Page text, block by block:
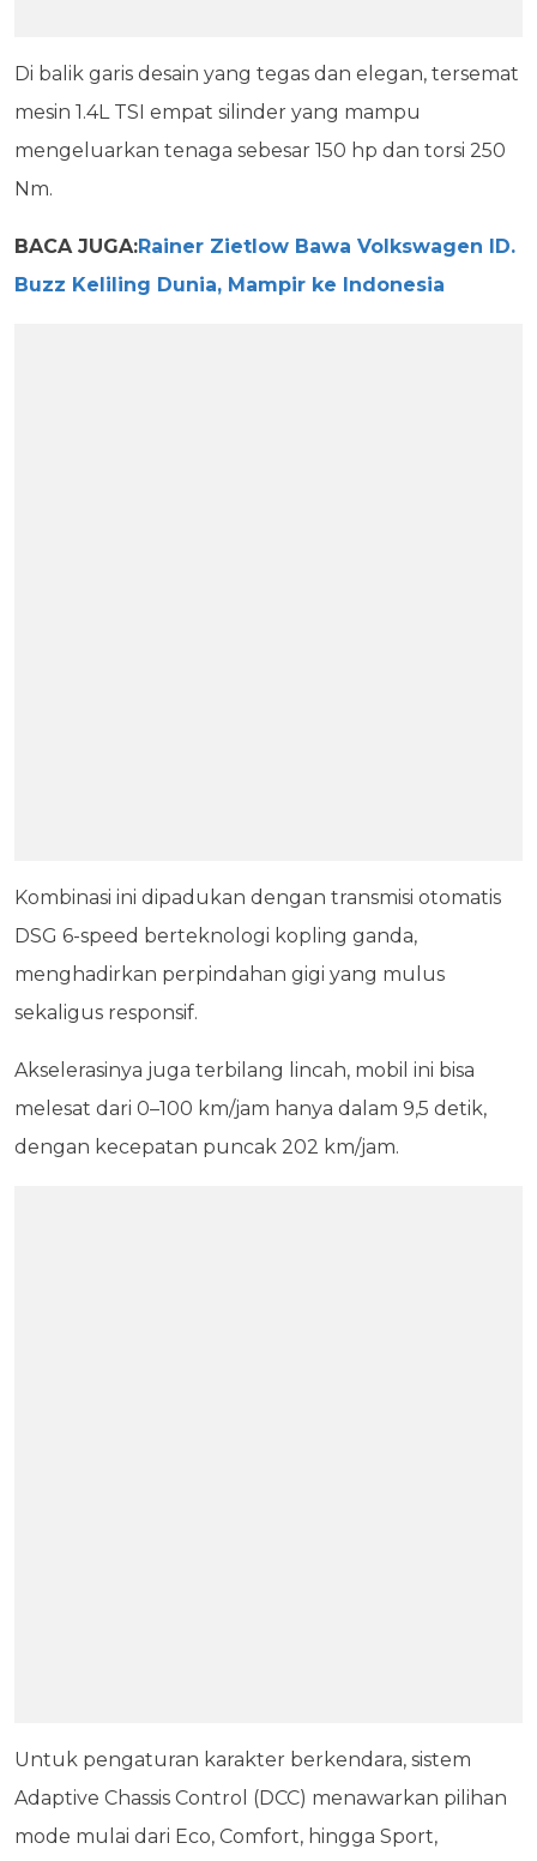
Di balik garis desain yang tegas dan elegan, tersemat
mesin 1.4L TSI empat silinder yang mampu
mengeluarkan tenaga sebesar 150 hp dan torsi 250
Nm.
BACA JUGA:Rainer Zietlow Bawa Volkswagen ID.
Buzz Keliling Dunia, Mampir ke Indonesia
Kombinasi ini dipadukan dengan transmisi otomatis
DSG 6-speed berteknologi kopling ganda,
menghadirkan perpindahan gigi yang mulus
sekaligus responsif.
Akselerasinya juga terbilang lincah, mobil ini bisa
melesat dari 0–100 km/jam hanya dalam 9,5 detik,
dengan kecepatan puncak 202 km/jam.
Untuk pengaturan karakter berkendara, sistem
Adaptive Chassis Control (DCC) menawarkan pilihan
mode mulai dari Eco, Comfort, hingga Sport,